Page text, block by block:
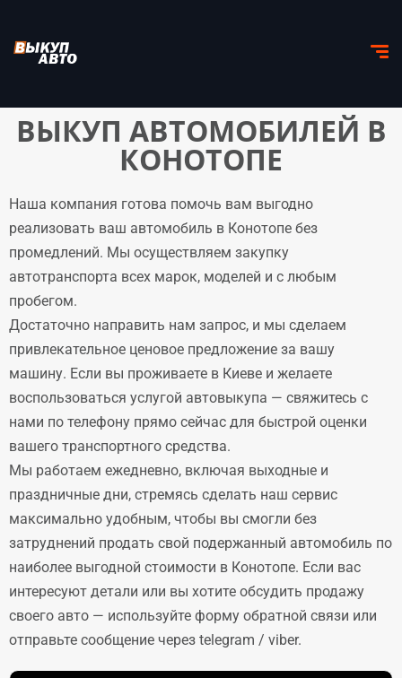
ВЫКУП АВТОМОБИЛЕЙ В
КОНОТОПЕ
Наша компания готова помочь вам выгодно
реализовать ваш автомобиль в Конотопе без
промедлений. Мы осуществляем закупку
автотранспорта всех марок, моделей и с любым
пробегом.
Достаточно направить нам запрос, и мы сделаем
привлекательное ценовое предложение за вашу
машину. Если вы проживаете в Киеве и желаете
воспользоваться услугой автовыкупа — свяжитесь с
нами по телефону прямо сейчас для быстрой оценки
вашего транспортного средства.
Мы работаем ежедневно, включая выходные и
праздничные дни, стремясь сделать наш сервис
максимально удобным, чтобы вы смогли без
затруднений продать свой подержанный автомобиль по
наиболее выгодной стоимости в Конотопе. Если вас
интересуют детали или вы хотите обсудить продажу
своего авто — используйте форму обратной связи или
отправьте сообщение через telegram / viber.